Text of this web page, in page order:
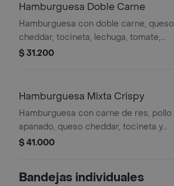
Hamburguesa Doble Carne
Hamburguesa con doble carne, queso
cheddar, tocineta, lechuga, tomate,
cebolla, papas fritas y salsa especial.
$ 31.200
Hamburguesa Mixta Crispy
Hamburguesa con carne de res, pollo
apanado, queso cheddar, tocineta y
lechuga.
$ 41.000
Bandejas individuales